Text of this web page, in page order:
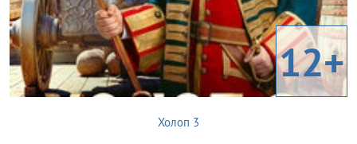
12+
Холоп 3